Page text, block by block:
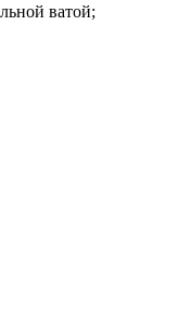
ватой;